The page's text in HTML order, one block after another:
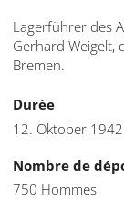
Lagerführer des
Gerhard Weigelt,
Bremen.
Durée
12. Oktober
Nombre de
750 Hommes